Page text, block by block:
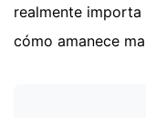
realmente
cómo amanece